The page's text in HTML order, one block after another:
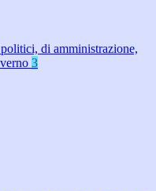
di amministrazione,
3